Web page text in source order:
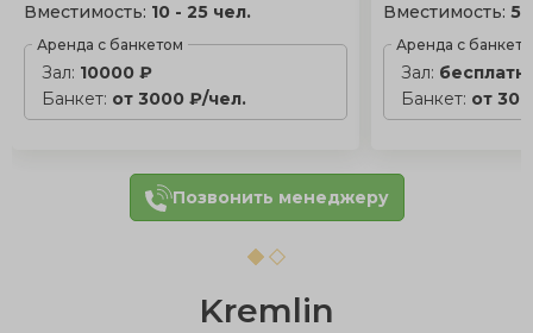
Вместимость: 10 - 25 чел.
Аренда с банкетом
Зал: 10000 ₽
Банкет: от 3000 ₽/чел.
Вместимость:5
Аренда с
Зал:
Банкет: от
Позвонить менеджеру
Kremlin